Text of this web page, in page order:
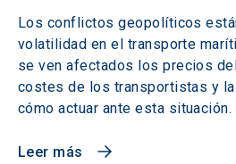
Los conflictos geopolíticos
volatilidad en el transporte
se ven afectados los precios
costes de los transportistas y
cómo actuar ante esta situación.
Leer más